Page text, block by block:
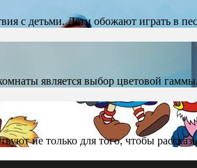
с детьми. Дети обожают играть в
является выбор цветовой
не только для того, чтобы